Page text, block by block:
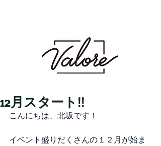
鹿児島美容室 デザイン 似合わせ パ
ーマ メンズパーマ 波巻き スパイラル ツイスト
ツイスパ ピンパーマ ダウンパーマ カラー ダブル
カラー ハイトーン ブリーチ １ブリーチ メッシュ
メッシュキャップ ホワイト シルバー ベージュ ミル
12月スタート!!
こんにちは、北坂です！
イベント盛りだくさんの１２月が始ま